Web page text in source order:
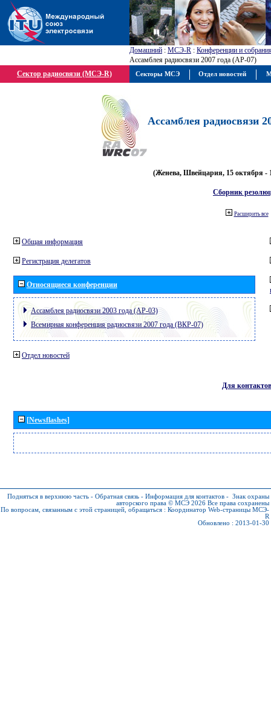
Домашний : МСЭ-R : Конференции и
Ассамблея радиосвязи 2007 года (АР-07)
Сектор радиосвязи (МСЭ-R)
Ассамблея радиосвязи
(Женева, Швейцария, 15 октября -
Сборник
Расширить все
Общая информация
Регистрация делегатов
Относящиеся конференции
Ассамблея радиосвязи 2003 года (АР-03)
Всемирная конференция радиосвязи 2007 года (ВКР-07)
Отдел новостей
Для контактов
[Newsflashes]
Подняться в верхнюю часть - Обратная связь - Информация для контактов - Знак охраны
авторского права © МСЭ 2026 Все права сохранены
По вопросам, связанным с этой страницей, обращаться : Координатор Web-страницы МСЭ-
R
Обновлено : 2013-01-30
Секторы МСЭ Отдел новостей